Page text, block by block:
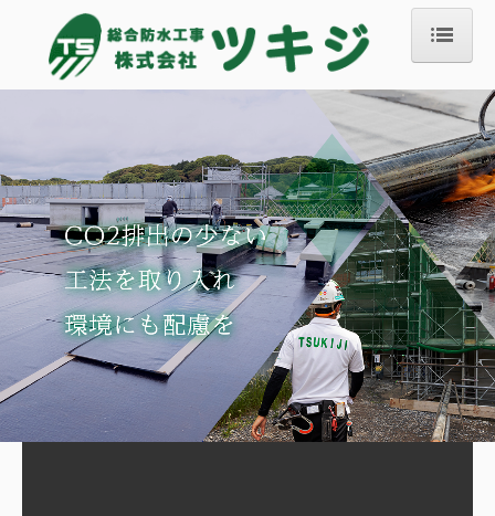
ＨＯＭＥ
防水工事
建物リニューアル工事
工事実績
会社情報
ＳＤＧｓの取組
採用情報